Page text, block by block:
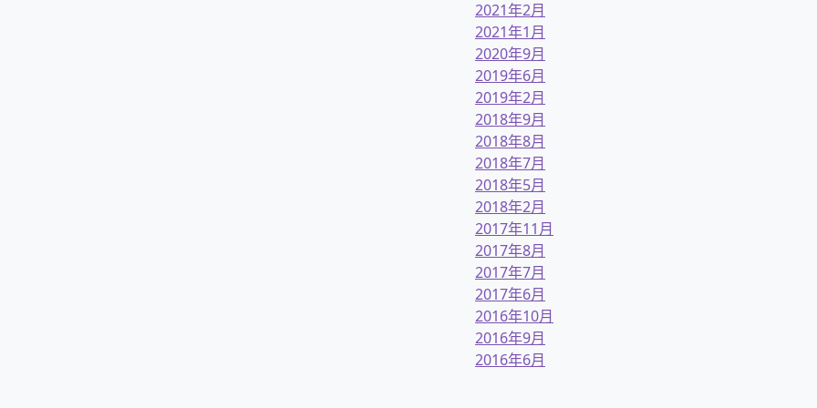
2021年2月
2021年1月
2020年9月
2019年6月
2019年2月
2018年9月
2018年8月
2018年7月
2018年5月
2018年2月
2017年11月
2017年8月
2017年7月
2017年6月
2016年10月
2016年9月
2016年6月